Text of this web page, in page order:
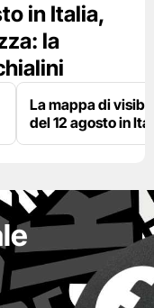
in Italia,
la
La mappa di
del 12 agosto in